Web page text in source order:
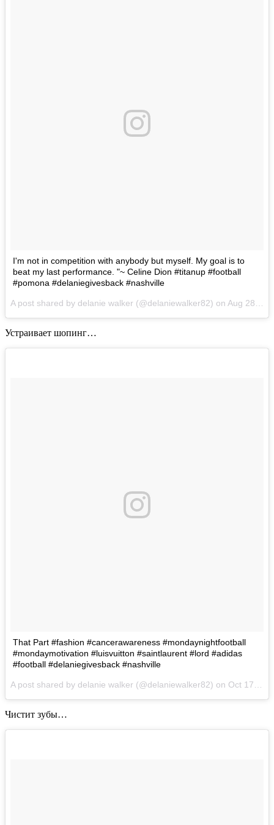
I'm not in competition with anybody but myself. My goal is to
beat my last performance. "~ Celine Dion #titanup #football
#pomona #delaniegivesback #nashville
A post shared by delanie walker (@delaniewalker82) on Aug 28, 2017 at 5:57am PDT
Устраивает шопинг…
That Part #fashion #cancerawareness #mondaynightfootball
#mondaymotivation #luisvuitton #saintlaurent #lord #adidas
#football #delaniegivesback #nashville
A post shared by delanie walker (@delaniewalker82) on Oct 17, 2017 at 7:49am PDT
Чистит зубы…